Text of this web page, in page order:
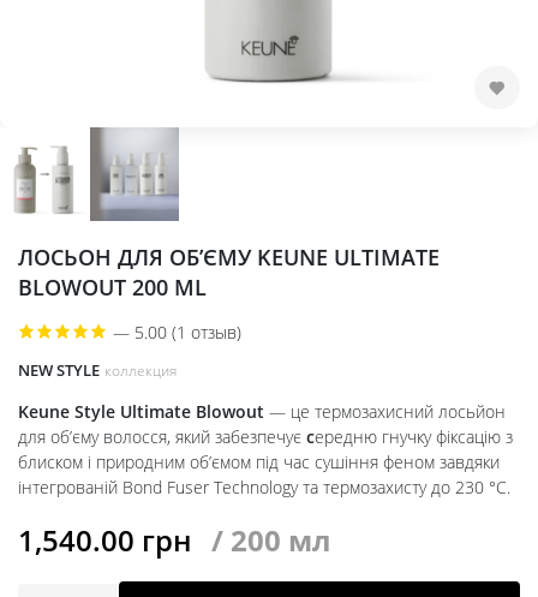
ЛОСЬОН ДЛЯ ОБ’ЄМУ KEUNE ULTIMATE
BLOWOUT 200 ML
— 5.00 (1 отзыв)
NEW STYLE коллекция
Keune Style Ultimate Blowout — це термозахисний лосьйон
для об’єму волосся, який забезпечує середню гнучку фіксацію з
блиском і природним об’ємом під час сушіння феном завдяки
інтегрованій Bond Fuser Technology та термозахисту до 230 °C.
1,540.00 грн / 200 мл